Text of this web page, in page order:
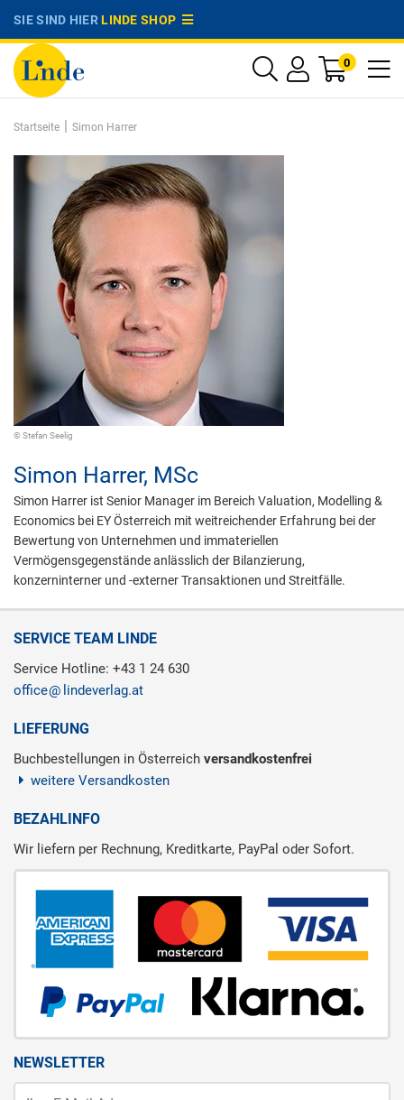
SIE SIND HIERLINDE SHOP
0
Startseite | Simon Harrer
© Stefan Seelig
Simon Harrer, MSc
Simon Harrer ist Senior Manager im Bereich Valuation, Modelling &
Economics bei EY Österreich mit weitreichender Erfahrung bei der
Bewertung von Unternehmen und immateriellen
Vermögensgegenstände anlässlich der Bilanzierung,
konzerninterner und -externer Transaktionen und Streitfälle.
SERVICE TEAM LINDE
Service Hotline: +43 1 24 630
office
lindeverlag.at
LIEFERUNG
Buchbestellungen in Österreich versandkostenfrei
weitere Versandkosten
BEZAHLINFO
Wir liefern per Rechnung, Kreditkarte, PayPal oder Sofort.
NEWSLETTER